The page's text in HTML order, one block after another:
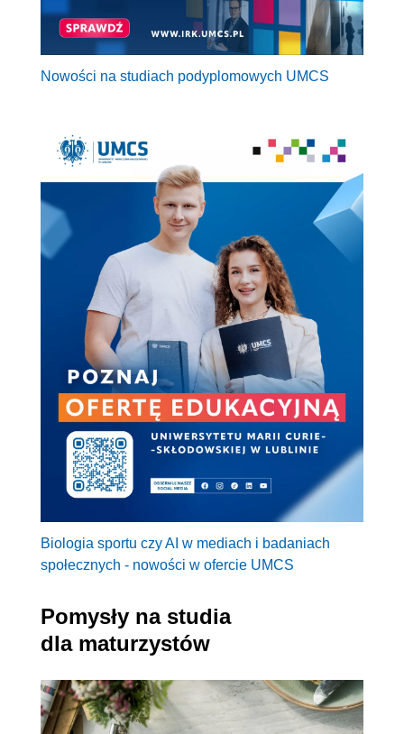
Nowości na studiach podyplomowych UMCS
Biologia sportu czy AI w mediach i badaniach
społecznych - nowości w ofercie UMCS
Pomysły na studia
dla maturzystów